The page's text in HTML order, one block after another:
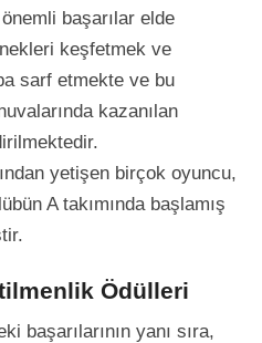
başarılar elde
keşfetmek ve
sarf etmekte ve bu
kazanılan
yetişen birçok oyuncu,
A takımında başlamış
Ödülleri
başarılarının yanı sıra,